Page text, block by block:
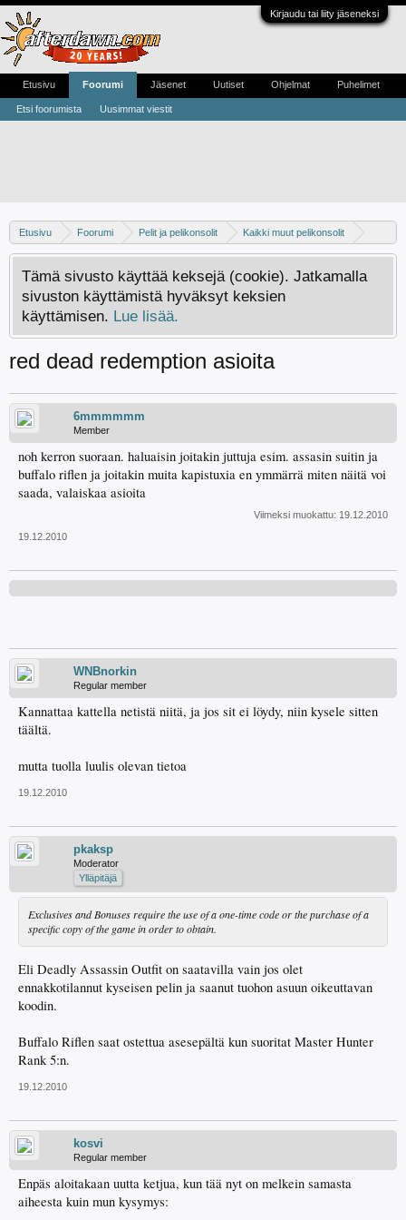
Kirjaudu tai liity jäseneksi
Etusivu Foorumi Pelit ja pelikonsolit
Kaikki muut pelikonsolit
Xbox 360
Tämä sivusto käyttää keksejä (cookie). Jatkamalla
sivuston käyttämistä hyväksyt keksien
käyttämisen. Lue lisää.
red dead redemption asioita
6mmmmmm
Member
noh kerron suoraan. haluaisin joitakin juttuja esim. assasin suitin ja
buffalo riflen ja joitakin muita kapistuxia en ymmärrä miten näitä voi
saada, valaiskaa asioita
Viimeksi muokattu: 19.12.2010
19.12.2010
WNBnorkin
Regular member
Kannattaa kattella netistä niitä, ja jos sit ei löydy, niin kysele sitten
täältä.
mutta tuolla luulis olevan tietoa
19.12.2010
pkaksp
Moderator
Ylläpitäjä
Exclusives and Bonuses require the use of a one-time code or the purchase of a
specific copy of the game in order to obtain.
Eli Deadly Assassin Outfit on saatavilla vain jos olet
ennakkotilannut kyseisen pelin ja saanut tuohon asuun oikeuttavan
koodin.
Buffalo Riflen saat ostettua asesepältä kun suoritat Master Hunter
Rank 5:n.
19.12.2010
kosvi
Regular member
Enpäs aloitakaan uutta ketjua, kun tää nyt on melkein samasta
aiheesta kuin mun kysymys:
Etusivu Foorumi
Etsi foorumista Uusimmat viestit
Jäsenet Uutiset Ohjelmat Puhelimet